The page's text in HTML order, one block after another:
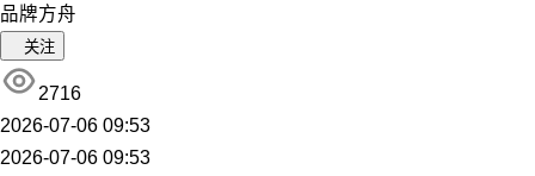
品牌方舟
关注
2716
2026-07-06 09:53
2026-07-06 09:53